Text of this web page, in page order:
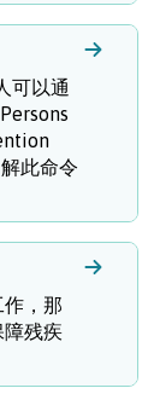
可以通
此命令
，那
障残疾